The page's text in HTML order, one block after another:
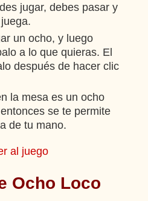
jugar, debes pasar y
un ocho, y luego
a lo que quieras. El
después de hacer clic
la mesa es un ocho
se te permite
de tu mano.
al juego
Ocho Loco